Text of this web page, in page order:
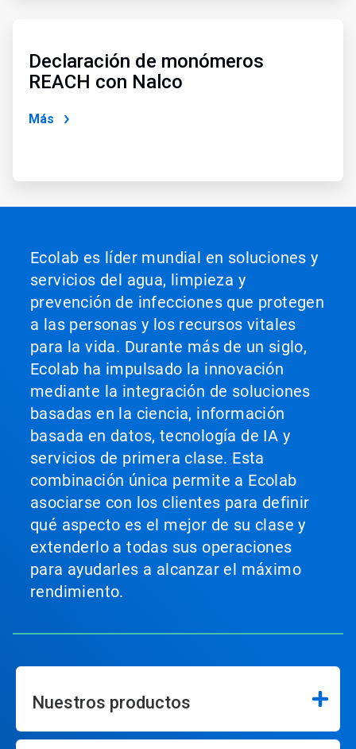
Declaración de monómeros
REACH con Nalco
Más
Ecolab es líder mundial en soluciones y
servicios del agua, limpieza y
prevención de infecciones que protegen
a las personas y los recursos vitales
para la vida. Durante más de un siglo,
Ecolab ha impulsado la innovación
mediante la integración de soluciones
basadas en la ciencia, información
basada en datos, tecnología de IA y
servicios de primera clase. Esta
combinación única permite a Ecolab
asociarse con los clientes para definir
qué aspecto es el mejor de su clase y
extenderlo a todas sus operaciones
para ayudarles a alcanzar el máximo
rendimiento.
Nuestros productos